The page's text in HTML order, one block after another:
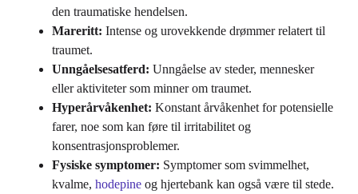
den traumatiske hendelsen.
Mareritt: Intense og urovekkende drømmer relatert til
traumet.
Unngåelsesatferd: Unngåelse av steder, mennesker
eller aktiviteter som minner om traumet.
Hyperårvåkenhet: Konstant årvåkenhet for potensielle
farer, noe som kan føre til irritabilitet og
konsentrasjonsproblemer.
Fysiske symptomer: Symptomer som svimmelhet,
kvalme, hodepine og hjertebank kan også være til stede.